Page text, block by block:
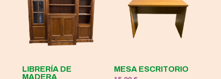
LIBRERÍA DE
MADERA
MESA ESCRITORIO